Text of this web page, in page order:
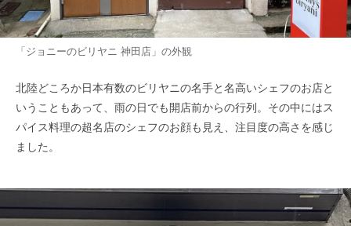
「ジョニーのビリヤニ 神田店」の外観
北陸どころか日本有数のビリヤニの名手と名高いシェフのお店と
いうこともあって、雨の日でも開店前からの行列。その中にはス
パイス料理の超名店のシェフのお顔も見え、注目度の高さを感じ
ました。